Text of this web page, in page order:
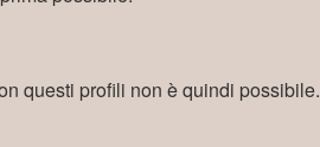
questi profili non è quindi possibile.